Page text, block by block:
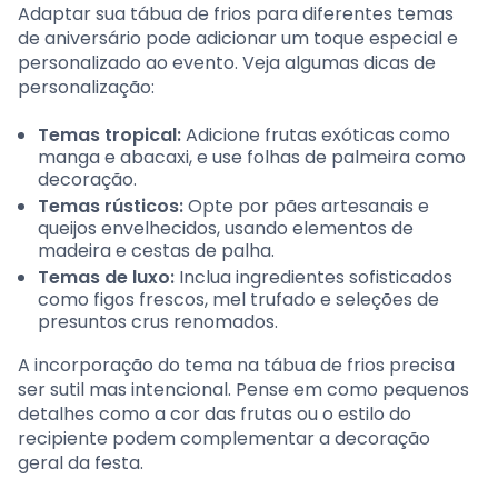
Adaptar sua tábua de frios para diferentes temas
de aniversário pode adicionar um toque especial e
personalizado ao evento. Veja algumas dicas de
personalização:
Temas tropical:Adicione frutas exóticas como
manga e abacaxi, e use folhas de palmeira como
decoração.
Temas rústicos:Opte por pães artesanais e
queijos envelhecidos, usando elementos de
madeira e cestas de palha.
Temas de luxo: Inclua ingredientes sofisticados
como figos frescos, mel trufado e seleções de
presuntos crus renomados.
A incorporação do tema na tábua de frios precisa
ser sutil mas intencional. Pense em como pequenos
detalhes como a cor das frutas ou o estilo do
recipiente podem complementar a decoração
geral da festa.